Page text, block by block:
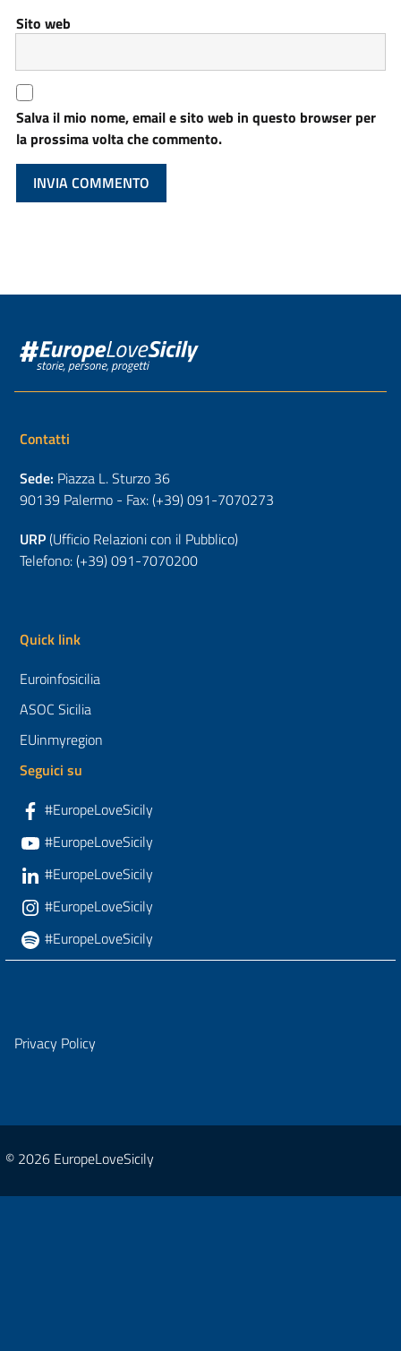
Sito web
Salva il mio nome, email e sito web in questo browser per
la prossima volta che commento.
Contatti
Sede: Piazza L. Sturzo 36
90139 Palermo - Fax: (+39) 091-7070273
URP(Ufficio Relazioni con il Pubblico)
Telefono: (+39) 091-7070200
Quick link
Euroinfosicilia
ASOC Sicilia
EUinmyregion
Seguici su
#EuropeLoveSicily
#EuropeLoveSicily
#EuropeLoveSicily
#EuropeLoveSicily
#EuropeLoveSicily
Privacy Policy
© 2026 EuropeLoveSicily